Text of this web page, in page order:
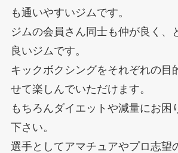
も通いやすいジムです。
ジムの会員さん同士も仲が良く、
良いジムです。
キックボクシングをそれぞれの目
せて楽しんでいただけます。
もちろんダイエットや減量にお困
下さい。
選手としてアマチュアやプロ志望